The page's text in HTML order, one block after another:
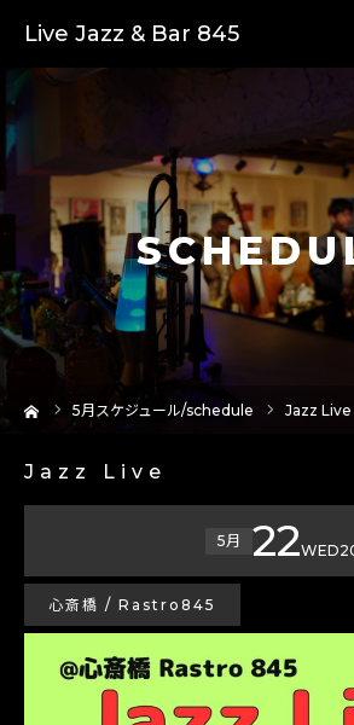
Live Jazz & Bar 845
5月スケジュール/schedule Jazz Live
Jazz Live
5月 22WED
心斎橋 / Rastro845